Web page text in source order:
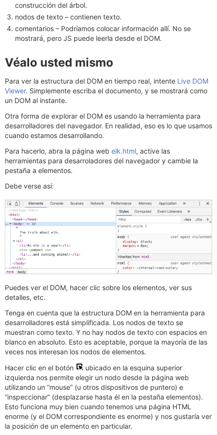
construcción del árbol.
nodos de texto – contienen texto.
comentarios – Podríamos colocar información allí. No se
mostrará, pero JS puede leerla desde el DOM.
Véalo usted mismo
Para ver la estructura del DOM en tiempo real, intente Live DOM
Viewer. Simplemente escriba el documento, y se mostrará como
un DOM al instante.
Otra forma de explorar el DOM es usando la herramienta para
desarrolladores del navegador. En realidad, eso es lo que usamos
cuando estamos desarrollando.
Para hacerlo, abra la página web elk.html, active las
herramientas para desarroladores del navegador y cambie la
pestaña a elementos.
Debe verse así:
Puedes ver el DOM, hacer clic sobre los elementos, ver sus
detalles, etc.
Tenga en cuenta que la estructura DOM en la herramienta para
desarrolladores está simplificada. Los nodos de texto se
muestran como texto. Y no hay nodos de texto con espacios en
blanco en absoluto. Esto es aceptable, porque la mayoría de las
veces nos interesan los nodos de elementos.
Hacer clic en el botón
ubicado en la esquina superior
izquierda nos permite elegir un nodo desde la página web
utilizando un “mouse” (u otros dispositivos de puntero) e
“inspeccionar” (desplazarse hasta él en la pestaña elementos).
Esto funciona muy bien cuando tenemos una página HTML
enorme (y el DOM correspondiente es enorme) y nos gustaría ver
la posición de un elemento en particular.